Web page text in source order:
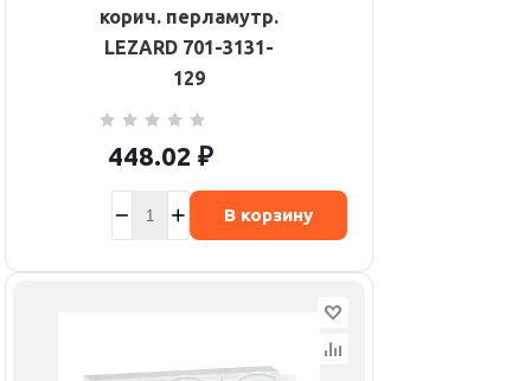
корич. перламутр.
LEZARD 701-3131-
129
448.02 ₽
В корзину